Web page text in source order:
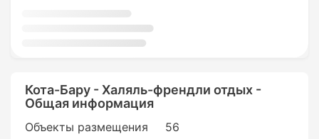
Кота-Бару - Халяль-френдли отдых -
Общая информация
Объекты размещения
56